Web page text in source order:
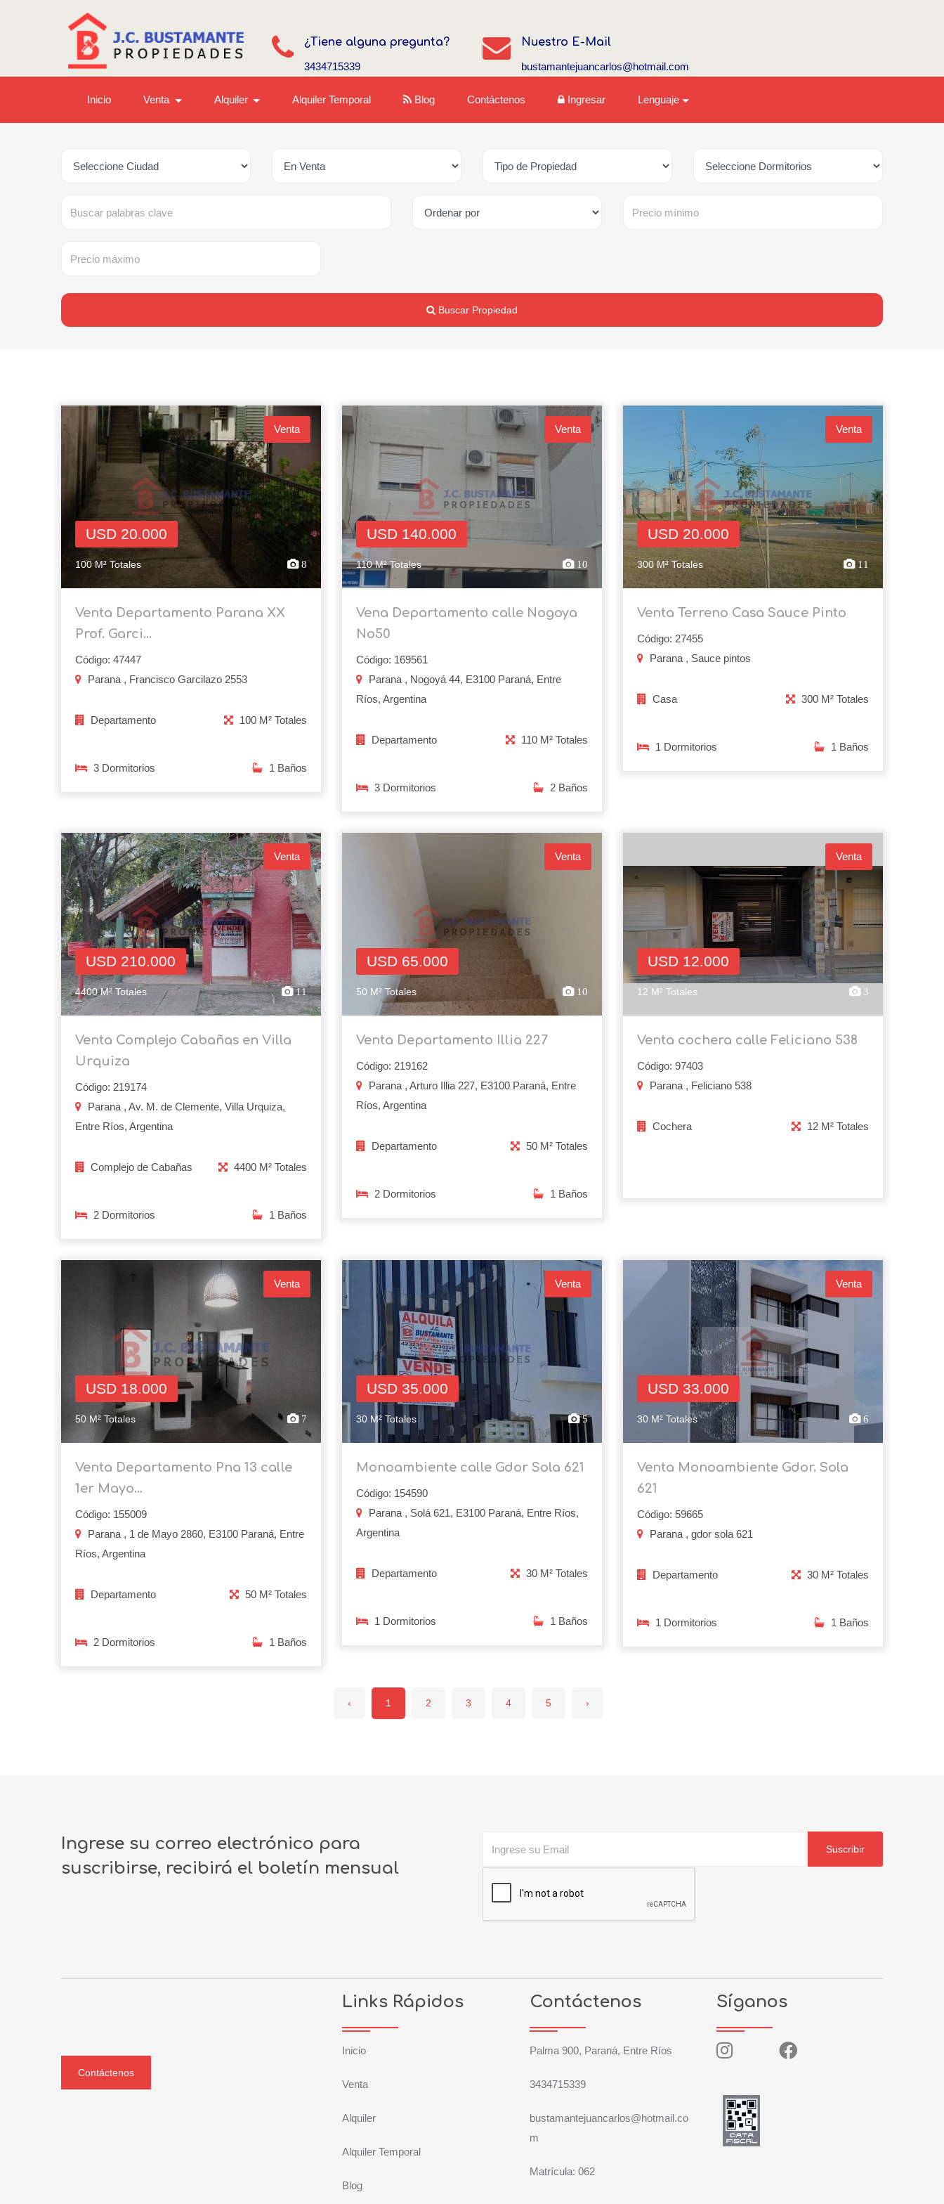
¿Tiene alguna pregunta?
3434715339
Nuestro E-Mail
bustamantejuancarlos@hotmail.com
Inicio Venta Alquiler Alquiler Temporal Blog Contáctenos Ingresar Lenguaje
Buscar Propiedad
Venta
USD 20.000
100 M² Totales 8
Venta Departamento Parana XX
Prof. Garci...
Código: 47447
Parana , Francisco Garcilazo 2553
Departamento 100 M² Totales
3 Dormitorios 1 Baños
Venta
USD 140.000
110 M² Totales 10
Vena Departamento calle Nogoya
No50
Código: 169561
Parana , Nogoyá 44, E3100 Paraná, Entre
Ríos, Argentina
Departamento 110 M² Totales
3 Dormitorios 2 Baños
Venta
USD 20.000
300 M² Totales 11
Venta Terreno Casa Sauce Pinto
Código: 27455
Parana , Sauce pintos
Casa 300 M² Totales
1 Dormitorios 1 Baños
Venta
USD 210.000
4400 M² Totales 11
Venta Complejo Cabañas en Villa
Urquiza
Código: 219174
Parana , Av. M. de Clemente, Villa Urquiza,
Entre Ríos, Argentina
Complejo de Cabañas 4400 M² Totales
2 Dormitorios 1 Baños
Venta
USD 65.000
50 M² Totales 10
Venta Departamento Illia 227
Código: 219162
Parana , Arturo Illia 227, E3100 Paraná, Entre
Ríos, Argentina
Departamento 50 M² Totales
2 Dormitorios 1 Baños
Venta
USD 12.000
12 M² Totales 3
Venta cochera calle Feliciano 538
Código: 97403
Parana , Feliciano 538
Cochera 12 M² Totales
Venta
USD 18.000
50 M² Totales 7
Venta Departamento Pna 13 calle
1er Mayo...
Código: 155009
Parana , 1 de Mayo 2860, E3100 Paraná, Entre
Ríos, Argentina
Departamento 50 M² Totales
2 Dormitorios 1 Baños
Venta
USD 35.000
30 M² Totales 5
Monoambiente calle Gdor Sola 621
Código: 154590
Parana , Solá 621, E3100 Paraná, Entre Ríos,
Argentina
Departamento 30 M² Totales
1 Dormitorios 1 Baños
Venta
USD 33.000
30 M² Totales 6
Venta Monoambiente Gdor. Sola
621
Código: 59665
Parana , gdor sola 621
Departamento 30 M² Totales
1 Dormitorios 1 Baños
‹ 1 2 3 4 5 ›
Ingrese su correo electrónico para
suscribirse, recibirá el boletín mensual
Suscribir
Contáctenos
Links Rápidos
Inicio
Venta
Alquiler
Alquiler Temporal
Blog
Contáctenos
Palma 900, Paraná, Entre Ríos
3434715339
bustamantejuancarlos@hotmail.co
m
Matrícula: 062
Síganos